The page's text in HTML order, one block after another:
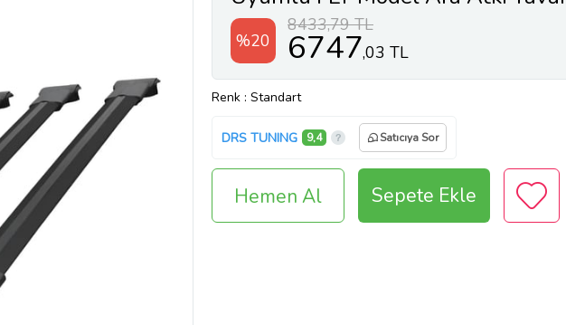
SİYAH 3 ADET BAR
%20
8433,79 TL
6747,03 TL
Renk : Standart
DRS TUNING 9,4 Satıcıya Sor
Hemen Al Sepete Ekle